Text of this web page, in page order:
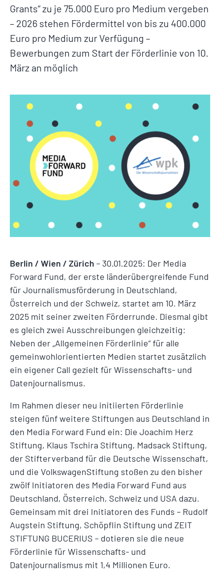
Grants“ zu je 75.000 Euro pro Medium vergeben
– 2026 stehen Fördermittel von bis zu 400.000
Euro pro Medium zur Verfügung –
Bewerbungen zum Start der Förderlinie von 10.
März an möglich
Berlin / Wien / Zürich – 30.01.2025: Der Media
Forward Fund, der erste länderübergreifende Fund
für Journalismusförderung in Deutschland,
Österreich und der Schweiz, startet am 10. März
2025 mit seiner zweiten Förderrunde. Diesmal gibt
es gleich zwei Ausschreibungen gleichzeitig:
Neben der „Allgemeinen Förderlinie“ für alle
gemeinwohlorientierten Medien startet zusätzlich
ein eigener Call gezielt für Wissenschafts- und
Datenjournalismus.
Im Rahmen dieser neu initiierten Förderlinie
steigen fünf weitere Stiftungen aus Deutschland in
den Media Forward Fund ein: Die Joachim Herz
Stiftung, Klaus Tschira Stiftung, Madsack Stiftung,
der Stifterverband für die Deutsche Wissenschaft,
und die VolkswagenStiftung stoßen zu den bisher
zwölf Initiatoren des Media Forward Fund aus
Deutschland, Österreich, Schweiz und USA dazu.
Gemeinsam mit drei Initiatoren des Funds – Rudolf
Augstein Stiftung, Schöpflin Stiftung und ZEIT
STIFTUNG BUCERIUS – dotieren sie die neue
Förderlinie für Wissenschafts- und
Datenjournalismus mit 1,4 Millionen Euro.